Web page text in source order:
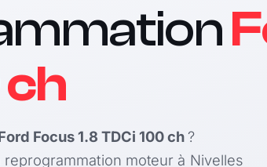
ch
Focus 1.8 TDCi 100 ch?
moteur à Nivelles